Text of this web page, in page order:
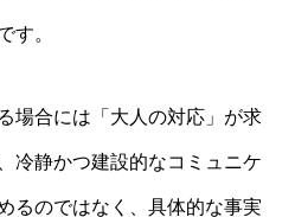
す。
場合には「大人の対応」が求
冷静かつ建設的なコミュニケ
るのではなく、具体的な事実